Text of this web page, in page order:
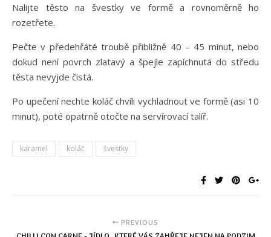
Nalijte těsto na švestky ve formě a rovnoměrně ho
rozetřete.
Pečte v předehřáté troubě přibližně 40 – 45 minut, nebo
dokud není povrch zlatavý a špejle zapíchnutá do středu
těsta nevyjde čistá.
Po upečení nechte koláč chvíli vychladnout ve formě (asi 10
minut), poté opatrně otočte na servírovací talíř.
karamel koláč švestky
PREVIOUS